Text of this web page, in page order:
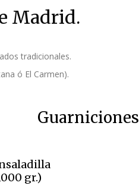
Madrid.
tradicionales.
ó El Carmen).
Guarniciones
gr.)